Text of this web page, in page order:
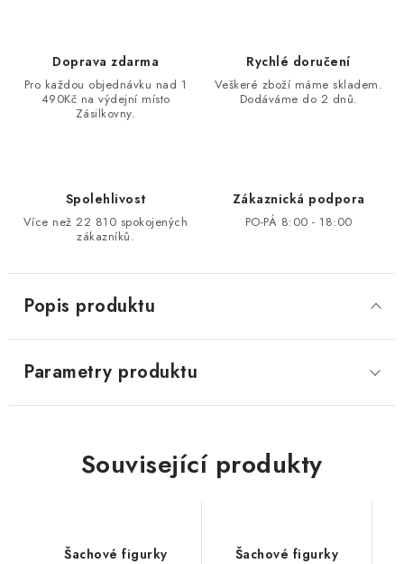
Doprava zdarma
Pro každou objednávku nad 1
490Kč na výdejní místo
Zásilkovny.
Rychlé doručení
Veškeré zboží máme skladem.
Dodáváme do 2 dnů.
Spolehlivost
Více než 22 810 spokojených
zákazníků.
Zákaznická podpora
PO-PÁ 8:00 - 18:00
Popis produktu
Parametry produktu
Související produkty
Šachové figurky
Šachové figurky